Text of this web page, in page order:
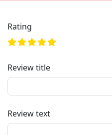
Rating
Review title
Review text